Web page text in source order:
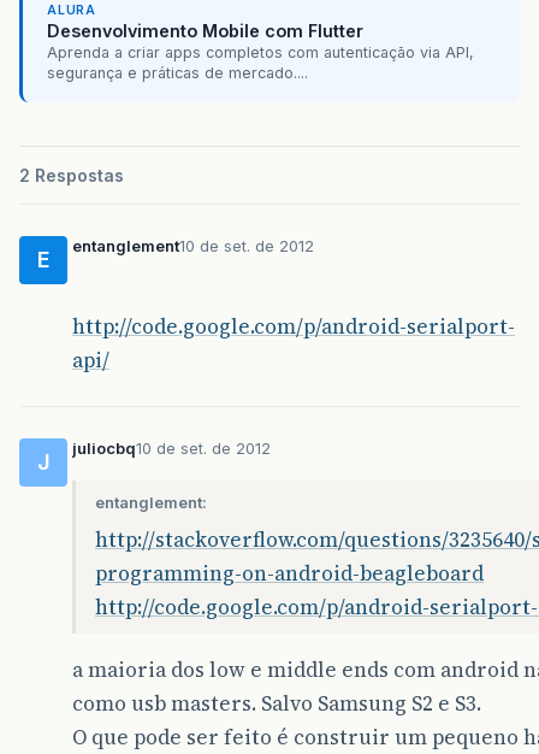
ALURA
Desenvolvimento Mobile com Flutter
Aprenda a criar apps completos com autenticação via API,
segurança e práticas de mercado....
2 Respostas
E
entanglement10 de set. de 2012
http://code.google.com/p/android-serialport-
api/
J
juliocbq10 de set. de 2012
entanglement:
http://stackoverflow.com/questions/
programming-on-android-beagleboard
http://code.google.com/p/android-
a maioria dos low e middle ends com android
como usb masters. Salvo Samsung S2 e S3.
O que pode ser feito é construir um pequeno